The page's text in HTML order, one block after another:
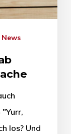
News
los? Und